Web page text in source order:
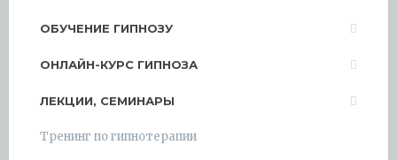
ОБУЧЕНИЕ ГИПНОЗУ
ОНЛАЙН-КУРС ГИПНОЗА
ЛЕКЦИИ, СЕМИНАРЫ
Тренинг по гипнотерапии